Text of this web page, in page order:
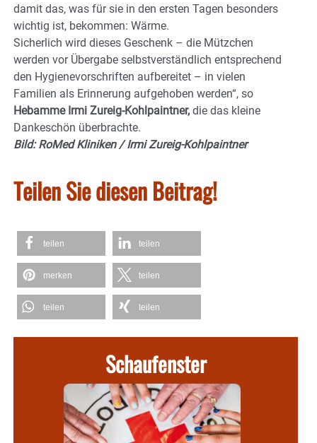
damit das, was für sie in den ersten Tagen besonders
wichtig ist, bekommen: Wärme.
Sicherlich wird dieses Geschenk – die Mützchen
werden vor Übergabe selbstverständlich entsprechend
den Hygienevorschriften aufbereitet – in vielen
Familien als Erinnerung aufgehoben werden“, so
Hebamme Irmi Zureig-Kohlpaintner, die das kleine
Dankeschön überbrachte.
Bild: RoMed Kliniken / Irmi Zureig-Kohlpaintner
Teilen Sie diesen Beitrag!
teilen teilen
merken teilen
teilen teilen
Schaufenster